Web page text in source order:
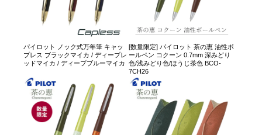
パイロット ノック式万年筆 キャッ
プレス ブラックマイカ / ディープレ
ッドマイカ / ディープブルーマイカ
[数量限定] パイロット 茶の恵 油性ボ
ールペン コクーン 0.7mm 深みどり
色/浅みどり色/ほうじ茶色 BCO-
7CH26